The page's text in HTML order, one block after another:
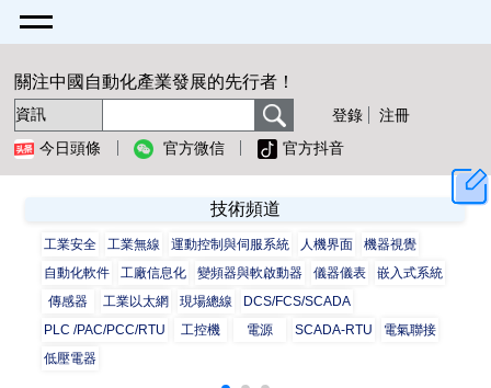
關注中國自動化產業發展的先行者！
登錄
注冊
今日頭條
官方微信 官方抖音
技術頻道
工業安全 工業無線 運動控制與伺服系統 人機界面
機器視覺
自動化軟件
工廠信息化 變頻器與軟啟動器 儀器儀表
嵌入式系統
傳感器
工業以太網 現場總線
DCS/FCS/SCADA
PLC /PAC/PCC/RTU
工控機 電源 SCADA-RTU
電氣聯接
低壓電器